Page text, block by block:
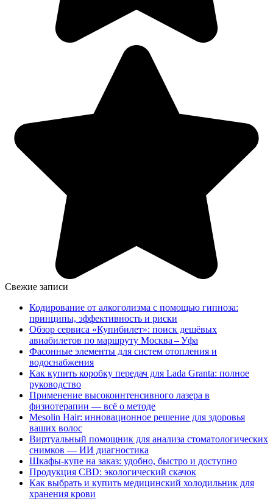
Свежие записи
Кодирование от алкоголизма с помощью гипноза:
принципы, эффективность и риски
Обзор сервиса «Купибилет»: поиск дешёвых
авиабилетов по маршруту Москва – Уфа
Фасонные элементы для систем отопления и
водоснабжения
Как купить коробку передач для Lada Granta: полное
руководство
Применение высокоинтенсивного лазера в
физиотерапии — всё о методе
Mesolin Hair: инновационное решение для здоровья
ваших волос
Виртуальный помощник для анализа стоматологических
снимков — ИИ диагностика
Шкафы-купе на заказ: удобно, быстро и доступно
Продукция CBD: экологический скачок
Как выбрать и купить медицинский холодильник для
хранения крови